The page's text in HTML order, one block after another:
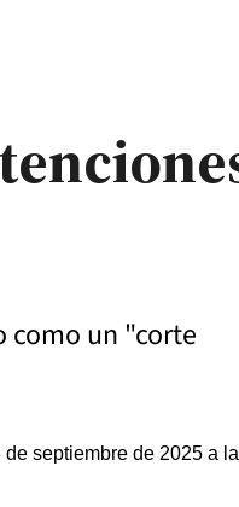
como un "corte
de septiembre de 2025 a